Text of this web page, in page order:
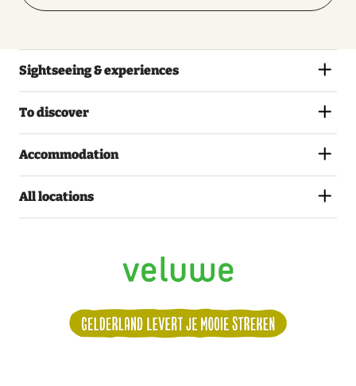
Sightseeing & experiences
To discover
Accommodation
All locations